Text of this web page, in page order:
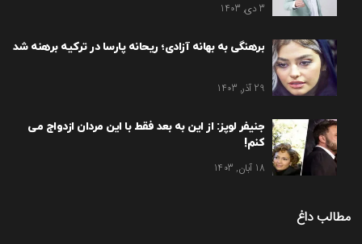
3 دی, 1403
برهنگی به بهانه آزادی؛ ریحانه پارسا در ترکیه برهنه شد
29 آذر, 1403
جنیفر لوپز: از این به بعد فقط با این مردان ازدواج می
کنم!
18 آبان, 1403
مطالب داغ